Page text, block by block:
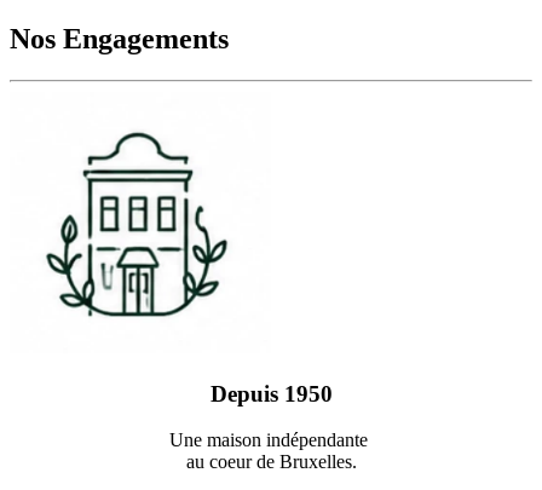
Nos Engagements
Depuis 1950
Une maison indépendante
au coeur de Bruxelles.